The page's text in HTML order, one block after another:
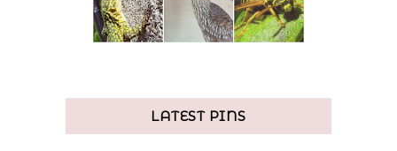
LATEST PINS